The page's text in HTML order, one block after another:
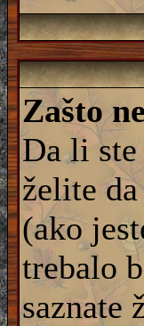
Zašto
Da li
želite
(ako
trebalo
saznate